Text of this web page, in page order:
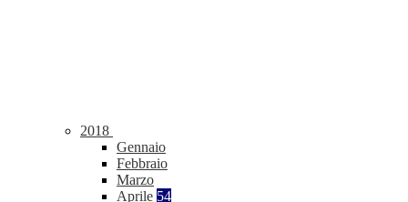
2018
Gennaio
Febbraio
Marzo
Aprile 54